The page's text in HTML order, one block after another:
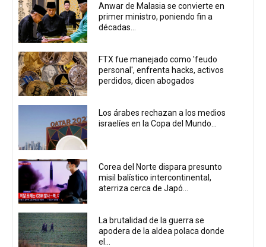
Anwar de Malasia se convierte en
primer ministro, poniendo fin a
décadas...
FTX fue manejado como 'feudo
personal', enfrenta hacks, activos
perdidos, dicen abogados
Los árabes rechazan a los medios
israelíes en la Copa del Mundo...
Corea del Norte dispara presunto
misil balístico intercontinental,
aterriza cerca de Japó...
La brutalidad de la guerra se
apodera de la aldea polaca donde
el...